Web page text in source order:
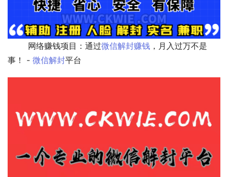
        网络赚钱项目：通过
微信解封赚钱 ，月入过万不是
事！ - 微信解封平台